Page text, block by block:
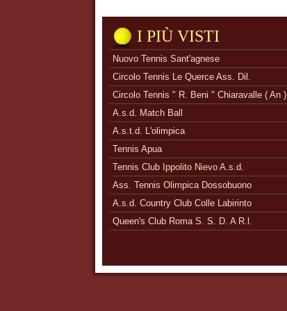
I PIÙ VISTI
Nuovo Tennis Sant'agnese
Circolo Tennis Le Querce Ass. Dil.
Circolo Tennis " R. Beni " Chiaravalle ( An )
A.s.d. Match Ball
A.s.t.d. L'olimpica
Tennis Apua
Tennis Club Ippolito Nievo A.s.d.
Ass. Tennis Olimpica Dossobuono
A.s.d. Country Club Colle Labirinto
Queen's Club Roma S. S. D. A R.l.